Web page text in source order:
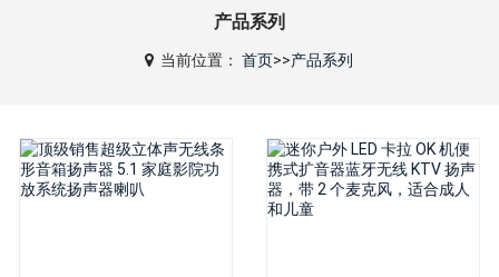
产品系列
当前位置：首页>>产品系列